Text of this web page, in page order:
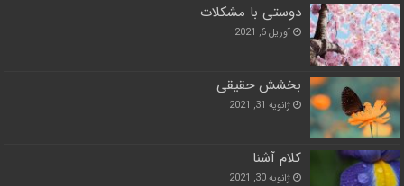
دوستی با مشکلات
آوریل 6, 2021
بخشش حقیقی
ژانویه 31, 2021
کلام آشنا
ژانویه 30, 2021